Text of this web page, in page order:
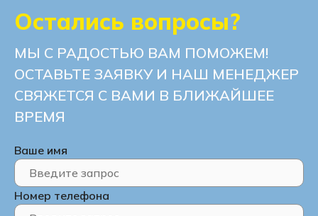
Остались вопросы?
МЫ С РАДОСТЬЮ ВАМ ПОМОЖЕМ!
ОСТАВЬТЕ ЗАЯВКУ И НАШ МЕНЕДЖЕР
СВЯЖЕТСЯ С ВАМИ В БЛИЖАЙШЕЕ
ВРЕМЯ
Ваше имя
Номер телефона